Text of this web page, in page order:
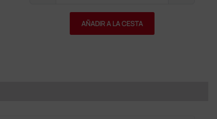
AÑADIR A LA CESTA